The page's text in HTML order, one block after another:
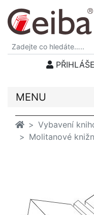
MENU
Vybavení
Molitanové